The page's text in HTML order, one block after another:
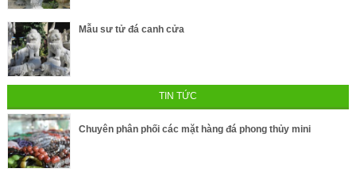
Mẫu sư tử đá canh cửa
TIN TỨC
Chuyên phân phối các mặt hàng đá phong thủy mini